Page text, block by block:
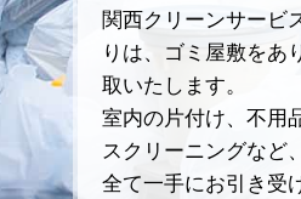
関西クリーンサービ
りは、ゴミ屋敷をあ
取いたします。
室内の片付け、不用
スクリーニングなど
全て一手にお引き受